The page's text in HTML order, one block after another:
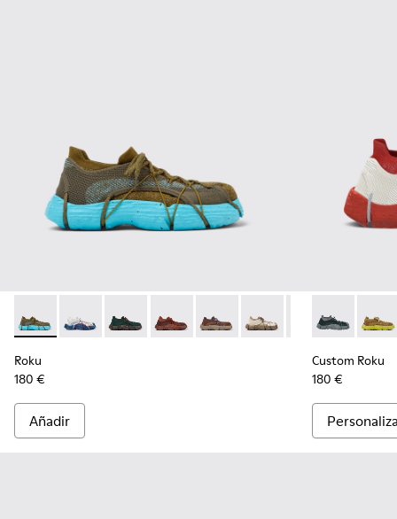
Roku - K100953-007 - Sneaker verde, azul para hombre
Roku - K100953-014 - Sneakers de tejido multicolor
Roku - K100953-012 - Sneaker verde para
Roku - K100953-010 - Sneaker
Roku - K100953-009 -
Roku - K100953-008 -
Roku -Roku -
Roku
180 €
Añadir
Custom
Custom Roku
180 €